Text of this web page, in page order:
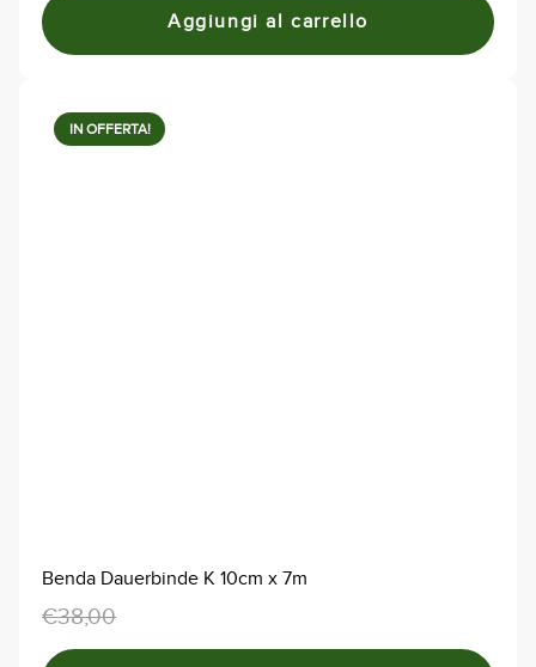
Aggiungi al carrello
IN OFFERTA!
Benda Dauerbinde K 10cm x 7m
€38,00
prezzo prezzo